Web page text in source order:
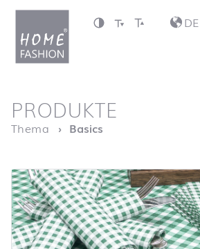
Zum Inhalt springen
DE
Startseite
PRODUKTE
Thema Basics